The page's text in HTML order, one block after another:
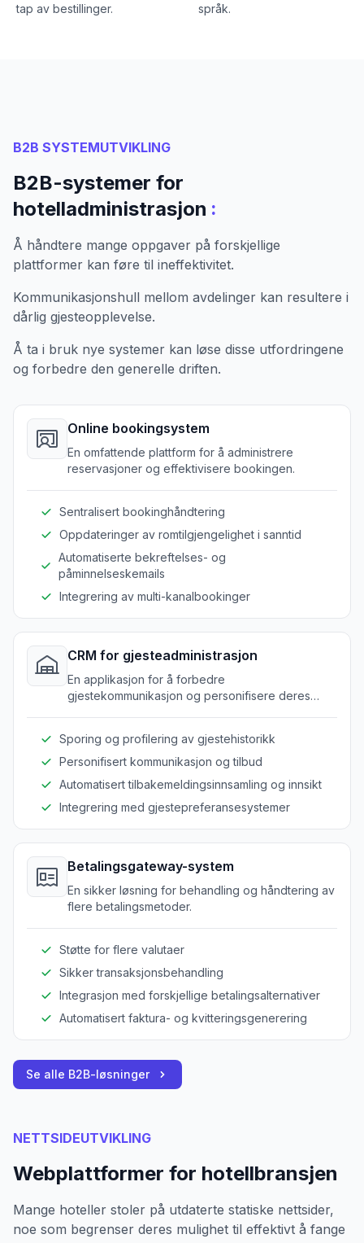
tap av bestillinger.
språk.
B2B SYSTEMUTVIKLING
B2B-systemer for
hotelladministrasjon :
Å håndtere mange oppgaver på forskjellige
plattformer kan føre til ineffektivitet.
Kommunikasjonshull mellom avdelinger kan resultere i
dårlig gjesteopplevelse.
Å ta i bruk nye systemer kan løse disse utfordringene
og forbedre den generelle driften.
Online bookingsystem
En omfattende plattform for å administrere
reservasjoner og effektivisere bookingen.
Sentralisert bookinghåndtering
Oppdateringer av romtilgjengelighet i sanntid
Automatiserte bekreftelses- og
påminnelseskemails
Integrering av multi-kanalbookinger
CRM for gjesteadministrasjon
En applikasjon for å forbedre
gjestekommunikasjon og personifisere deres
Sporing og profilering av gjestehistorikk
Personifisert kommunikasjon og tilbud
Automatisert tilbakemeldingsinnsamling og innsikt
Integrering med gjestepreferansesystemer
Betalingsgateway-system
En sikker løsning for behandling og håndtering av
flere betalingsmetoder.
Støtte for flere valutaer
Sikker transaksjonsbehandling
Integrasjon med forskjellige betalingsalternativer
Automatisert faktura- og kvitteringsgenerering
Se alle B2B-løsninger
NETTSIDEUTVIKLING
Webplattformer for hotellbransjen
Mange hoteller stoler på utdaterte statiske nettsider,
noe som begrenser deres mulighet til effektivt å fange